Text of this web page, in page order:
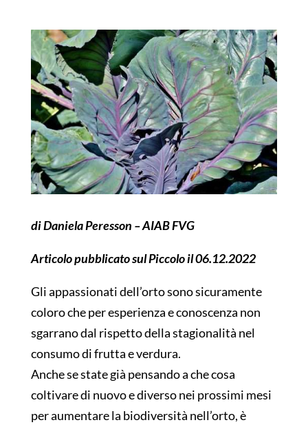
di Daniela Peresson – AIAB FVG
Articolo pubblicato sul Piccolo il 06.12.2022
Gli appassionati dell’orto sono sicuramente
coloro che per esperienza e conoscenza non
sgarrano dal rispetto della stagionalità nel
consumo di frutta e verdura.
Anche se state già pensando a che cosa
coltivare di nuovo e diverso nei prossimi mesi
per aumentare la biodiversità nell’orto, è